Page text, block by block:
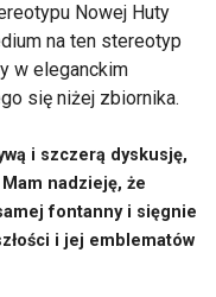
Nowej Huty
na ten stereotyp
w eleganckim
się niżej zbiornika.
i szczerą dyskusję,
nadzieję, że
fontanny i sięgnie
i jej emblematów